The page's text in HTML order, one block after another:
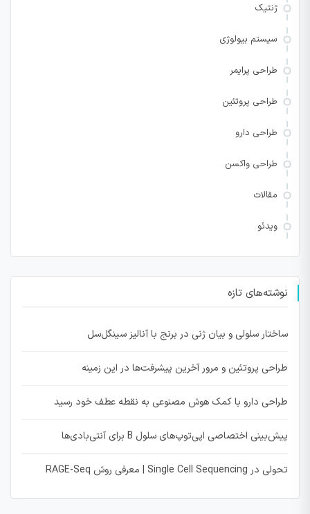
ژنتیک
سیستم بیولوژی
طراحی پرایمر
طراحی پروتئین
طراحی دارو
طراحی واکسن
مقالات
ویدئو
نوشته‌های تازه
ساختار سلولی و بیان ژنی در برنج با آنالیز سینگل‌سل
طراحی پروتئین و مرور آخرین پیشرفت‌ها در این زمینه
طراحی دارو با کمک هوش مصنوعی به نقطه عطف خود رسید
پیش‌بینی اختصاصی اپی‌توپ‌های سلول B برای آنتی‌بادی‌ها
تحولی در Single Cell Sequencing | معرفی روش RAGE-Seq